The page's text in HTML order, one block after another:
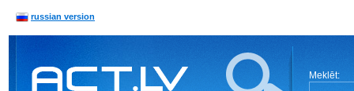
russian version
Meklēt: